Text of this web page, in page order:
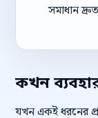
সমাধান
কখন
যখন একই ধরনের